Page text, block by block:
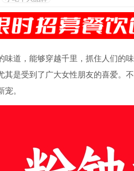
味道，能够穿越千里，抓住人们的
是受到了广大女性朋友的喜爱。
。